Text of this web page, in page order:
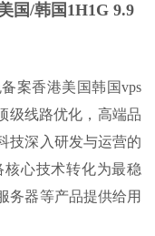
国/韩国1H1G 9.9
案香港美国韩国vps
级线路优化，高端品
技深入研发与运营的
心技术转化为最稳
务器等产品提供给用